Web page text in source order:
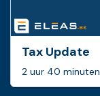
Tax Update
2 uur 40 minuten